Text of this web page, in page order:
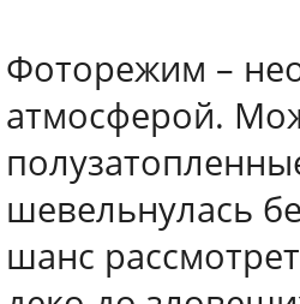
Фоторежим –
атмосферой.
шевельнулась
шанс